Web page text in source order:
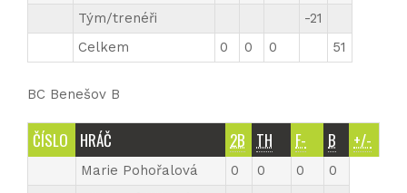
Tým/trenéři
-21
Celkem
0 0 0 51
BC Benešov B
ČÍSLO HRÁČ 2B TH F- B +/-
Marie Pohořalová 0 0 0
0